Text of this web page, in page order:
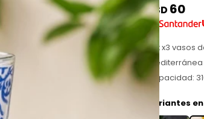
USD 60
Set x3 vasos
Capacidad:
Variantes